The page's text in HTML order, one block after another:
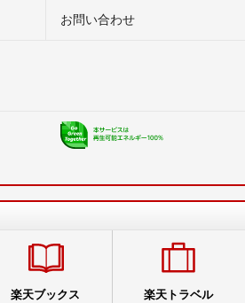
お問い合わせ
楽天ブックス 楽天トラベル